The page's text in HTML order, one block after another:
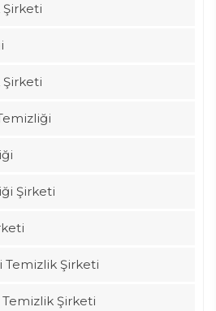
Şirketi
Şirketi
Şirketi
Temizlik Şirketi
Şirketi